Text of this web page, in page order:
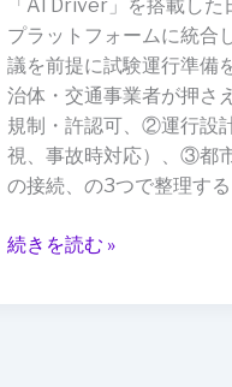
「AI Driver」を搭載し
プラットフォームに統合
議を前提に試験運行準備
治体・交通事業者が押さ
規制・許認可、②運行設
視、事故時対応）、③都
の接続、の3つで整理する
の
サ
ー
ビ
ス
設
計
始
続きを読む »